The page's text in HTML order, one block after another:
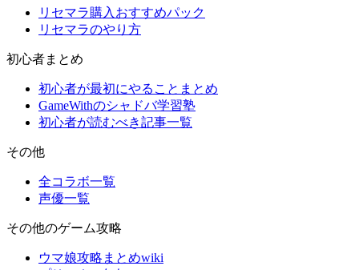
リセマラ購入おすすめパック
リセマラのやり方
初心者まとめ
初心者が最初にやることまとめ
GameWithのシャドバ学習塾
初心者が読むべき記事一覧
その他
全コラボ一覧
声優一覧
その他のゲーム攻略
ウマ娘攻略まとめwiki